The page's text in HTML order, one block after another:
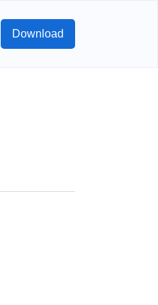
Download